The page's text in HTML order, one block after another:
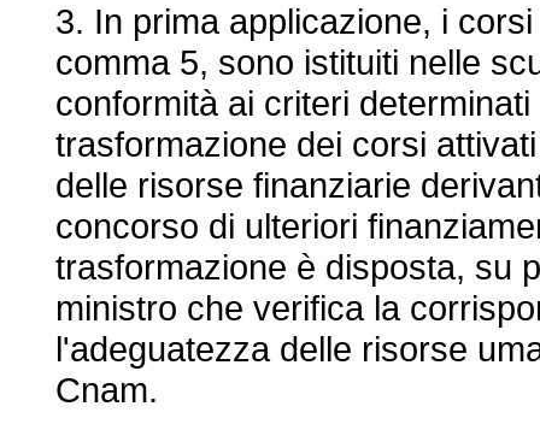
3. In prima applicazione, i
comma 5, sono istituiti nelle
conformità ai criteri
trasformazione dei corsi
delle risorse finanziarie
concorso di ulteriori
trasformazione è disposta, su
ministro che verifica la
l'adeguatezza delle risorse
Cnam.